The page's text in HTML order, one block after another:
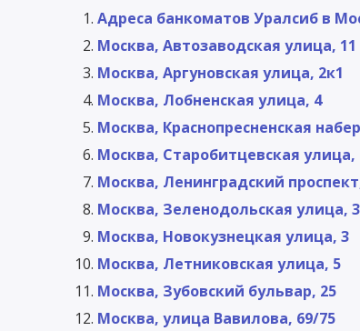
Адреса банкоматов Уралсиб в
Москва, Автозаводская улица, 11
Москва, Аргуновская улица, 2к1
Москва, Лобненская улица, 4
Москва, Краснопресненская
Москва, Старобитцевская улица,
Москва, Ленинградский
Москва, Зеленодольская улица,
Москва, Новокузнецкая улица, 3
Москва, Летниковская улица, 5
Москва, Зубовский бульвар, 25
Москва, улица Вавилова, 69/75